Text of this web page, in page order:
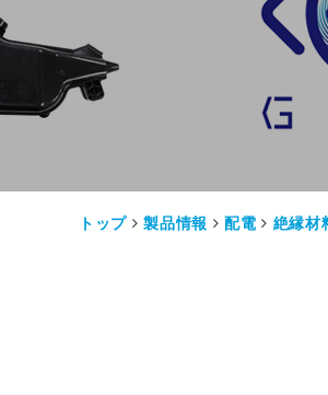
トップ 製品情報 配電 絶縁材